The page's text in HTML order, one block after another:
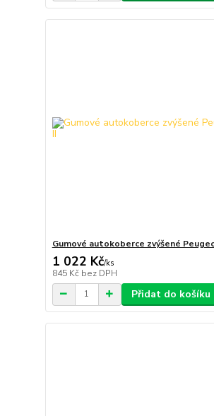
Gumové autokoberce zvýšené
1 022 Kč/ks
845 Kč bez DPH
Přidat do košíku